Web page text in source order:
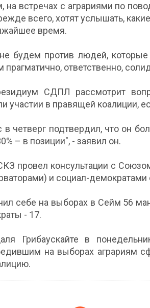
на встречах с аграриями по
всего, хотят услышать,
время.
будем против людей,
ответственно,
СДПЛ рассмотрит
участии в правящей коалиции,
четверг подтвердил, что он
– в позиции", - заявил он.
провел консультации с
и социал-
себе на выборах в Сейм 56
- 17.
Грибаускайте в
на выборах аграриям